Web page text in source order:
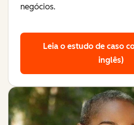
negócios.
Leia o estudo de caso
inglês)